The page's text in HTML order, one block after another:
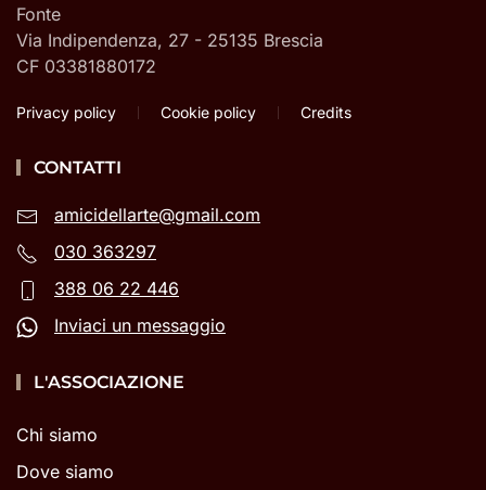
Fonte
Via Indipendenza, 27 - 25135 Brescia
CF 03381880172
Privacy policy Cookie policy Credits
CONTATTI
amicidellarte@gmail.com
030 363297
388 06 22 446
Inviaci un messaggio
L'ASSOCIAZIONE
Chi siamo
Dove siamo